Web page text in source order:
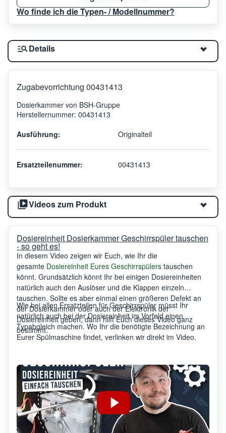
Wo finde ich die Typen- / Modellnummer?
Details
Zugabevorrichtung 00431413
Dosierkammer von BSH-Gruppe
Herstellernummer: 00431413
Ausführung:
Originalteil
Ersatzteilenummer: 00431413
Videos zum Produkt
Dosiereinheit Dosierkammer Geschirrspüler tauschen
- so geht es!
In diesem Video zeigen wir Euch, wie Ihr die
gesamte Dosiereinheit Eures Geschirrspülers tauschen
könnt. Grundsätzlich könnt Ihr bei einigen Dosiereinheiten
natürlich auch den Auslöser und die Klappen einzeln
tauschen. Sollte es aber einmal einen größeren Defekt an
der Dosierkammer oder auch der Elektronik der
Dosiereinheit geben, dann hilft Euch dieses Video ganz
bestimmt.
Wie bei allen Ersatzteilen für Geschirrspüler müsst Ihr
natürlich auch bei der Dosiereinheit im Vorfeld einen
Typabgleich machen. Wo Ihr die benötigte Bezeichnung an
Eurer Spülmaschine findet, verlinken wir direkt im Video.